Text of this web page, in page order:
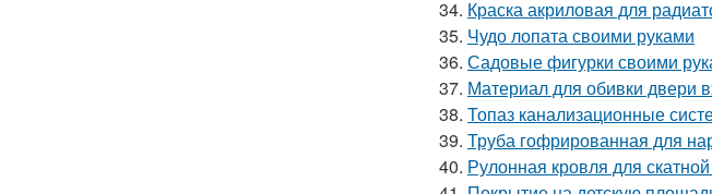
34. Краска акриловая для
35. Чудо лопата своими руками
36. Садовые фигурки своими
37. Материал для обивки двери
38. Топаз канализационные
39. Труба гофрированная для
40. Рулонная кровля для